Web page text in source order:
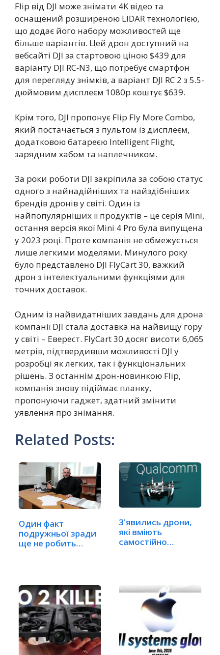
Flip від DJI може знімати 4K відео та
оснащений розширеною LIDAR технологією,
що додає його набору можливостей ще
більше варіантів. Цей дрон доступний на
вебсайті DJI за стартовою ціною $439 для
варіанту DJI RC-N3, що потребує смартфон
для перегляду знімків, а варіант DJI RC 2 з 5.5-
дюймовим дисплеєм 1080p коштує $639.
Крім того, DJI пропонує Flip Fly More Combo,
який постачається з пультом із дисплеєм,
додатковою батареєю Intelligent Flight,
зарядним хабом та наплечником.
За роки роботи DJI закріпила за собою статус
одного з найнадійніших та найздібніших
брендів дронів у світі. Один із
найпопулярніших її продуктів – це серія Mini,
остання версія якої Mini 4 Pro була випущена
у 2023 році. Проте компанія не обмежується
лише легкими моделями. Минулого року
було представлено DJI FlyCart 30, важкий
дрон з інтелектуальними функціями для
точних доставок.
Одним із найвидатніших завдань для дрона
компанії DJI стала доставка на найвищу гору
у світі – Еверест. FlyCart 30 досяг висоти 6,065
метрів, підтвердивши можливості DJI у
розробці як легких, так і функціональних
рішень. З останнім дрон-новинкою Flip,
компанія знову підіймає планку,
пропонуючи гаджет, здатний змінити
уявлення про знімання.
Related Posts:
Один факт
подружньої зради
ще не робить
З'явились дрони,
які вміють
самостійно